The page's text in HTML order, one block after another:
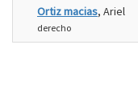
Ortiz macias, Ariel
derecho